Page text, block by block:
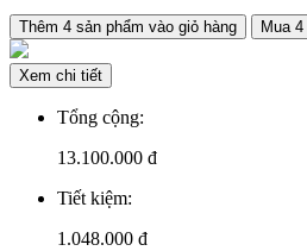
Thêm 4 sản phẩm vào giỏ hàng Mua 4
Xem chi tiết
Tổng cộng:
13.100.000 đ
Tiết kiệm:
1.048.000 đ